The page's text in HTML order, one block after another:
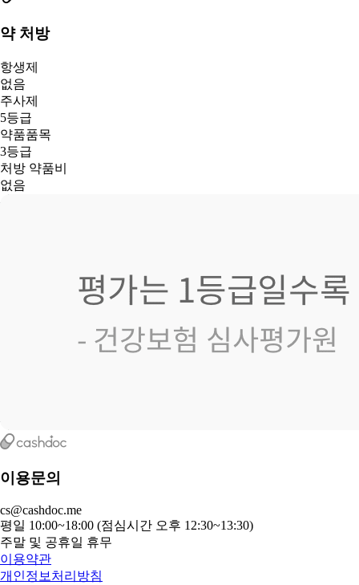
약 처방
항생제
없음
주사제
5등급
약품품목
3등급
처방 약품비
없음
이용문의
cs@cashdoc.me
평일 10:00~18:00 (점심시간 오후 12:30~13:30)
주말 및 공휴일 휴무
이용약관
개인정보처리방침